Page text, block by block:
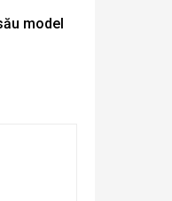
model